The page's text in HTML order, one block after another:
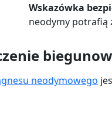
Wskazówka
neodymy potrafią
neodymowego